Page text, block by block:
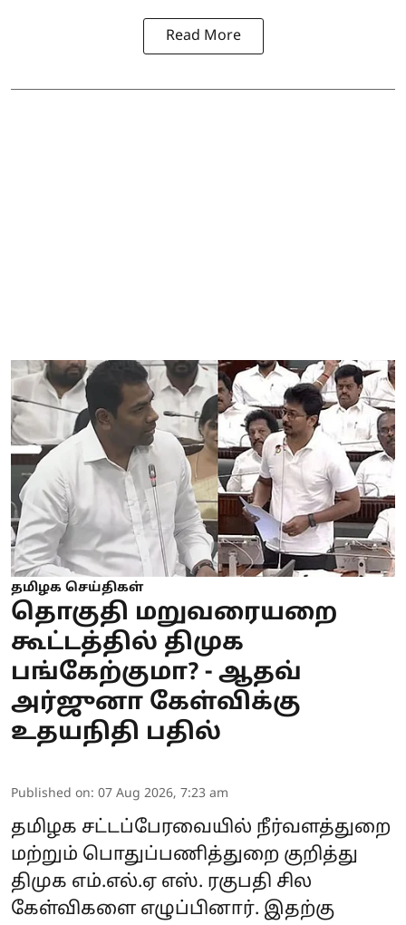
Read More
தமிழக செய்திகள்
தொகுதி மறுவரையறை
கூட்டத்தில் திமுக
பங்கேற்குமா? - ஆதவ்
அர்ஜுனா கேள்விக்கு
உதயநிதி பதில்
Published on: 07 Aug 2026, 7:23 am
தமிழக சட்டப்பேரவையில் நீர்வளத்துறை
மற்றும் பொதுப்பணித்துறை குறித்து
திமுக எம்.எல்.ஏ எஸ். ரகுபதி சில
கேள்விகளை எழுப்பினார். இதற்கு